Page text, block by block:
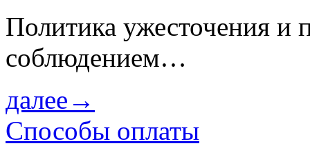
Политика ужесточения и
соблюдением…
далее→
Способы оплаты